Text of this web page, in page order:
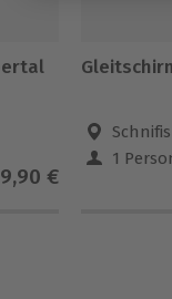
€
Schnifis
1